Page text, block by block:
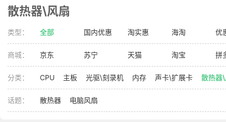
散热器\风扇
类型： 全部 国内优惠 淘实惠 海淘 优
商城： 京东 苏宁 天猫 淘宝 拼
分类： CPU 主板 光驱\刻录机 内存 声卡\扩展卡 散热器
话题： 散热器 电脑风扇